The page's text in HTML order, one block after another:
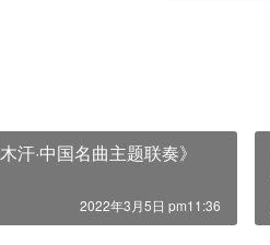
汗·中国名曲主题联奏》
2022年3月5日 pm11:36